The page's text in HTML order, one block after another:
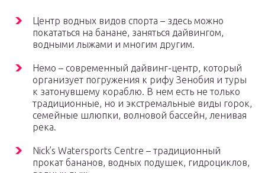
Центр водных видов спорта – здесь можно
покататься на банане, заняться дайвингом,
водными лыжами и многим другим.
Немо – современный дайвинг-центр, который
организует погружения к рифу Зенобия и туры
к затонувшему кораблю. В нем есть не только
традиционные, но и экстремальные виды горок,
семейные шлюпки, волновой бассейн, ленивая
река.
Nick’s Watersports Centre – традиционный
прокат бананов, водных подушек, гидроциклов,